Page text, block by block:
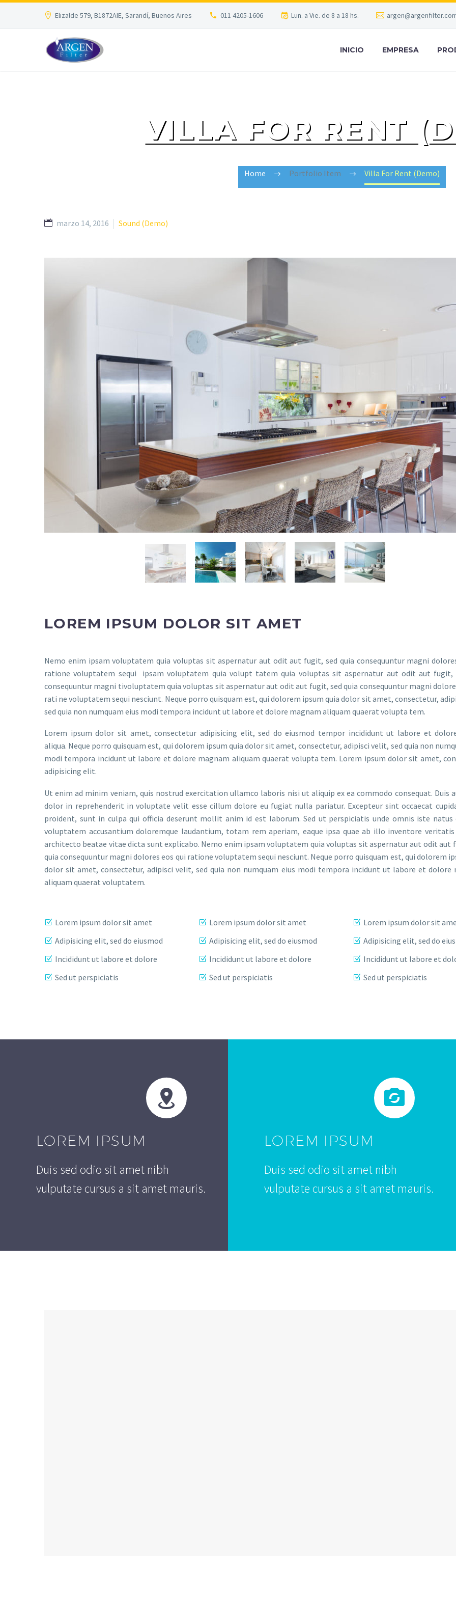
Elizalde 579, B1872AIE, Sarandí, Buenos Aires 011 4205-1606 Lun. a Vie. de 8 a 18 hs.
INICIO EMPRESA
VILLA FOR RENT
Home Portfolio Item Villa For Rent (Demo)
marzo 14, 2016 Sound (Demo)
LOREM IPSUM DOLOR SIT AMET
Nemo enim ipsam voluptatem quia voluptas sit aspernatur aut odit aut fugit, sed quia consequuntur magni
ratione voluptatem sequi ipsam voluptatem quia volupt tatem quia voluptas sit aspernatur aut odit aut fugit,
consequuntur magni tivoluptatem quia voluptas sit aspernatur aut odit aut fugit, sed quia consequuntur magni
rati ne voluptatem sequi nesciunt. Neque porro quisquam est, qui dolorem ipsum quia dolor sit amet, consectetur,
sed quia non numquam eius modi tempora incidunt ut labore et dolore magnam aliquam quaerat volupta tem.
Lorem ipsum dolor sit amet, consectetur adipisicing elit, sed do eiusmod tempor incididunt ut labore et
aliqua. Neque porro quisquam est, qui dolorem ipsum quia dolor sit amet, consectetur, adipisci velit, sed quia non
modi tempora incidunt ut labore et dolore magnam aliquam quaerat volupta tem. Lorem ipsum dolor sit amet,
adipisicing elit.
Ut enim ad minim veniam, quis nostrud exercitation ullamco laboris nisi ut aliquip ex ea commodo consequat. Duis
dolor in reprehenderit in voluptate velit esse cillum dolore eu fugiat nulla pariatur. Excepteur sint occaecat
proident, sunt in culpa qui officia deserunt mollit anim id est laborum. Sed ut perspiciatis unde omnis iste
voluptatem accusantium doloremque laudantium, totam rem aperiam, eaque ipsa quae ab illo inventore veritatis
architecto beatae vitae dicta sunt explicabo. Nemo enim ipsam voluptatem quia voluptas sit aspernatur aut odit aut
quia consequuntur magni dolores eos qui ratione voluptatem sequi nesciunt. Neque porro quisquam est, qui dolorem
dolor sit amet, consectetur, adipisci velit, sed quia non numquam eius modi tempora incidunt ut labore et dolore
aliquam quaerat voluptatem.
Lorem ipsum dolor sit amet
Adipisicing elit, sed do eiusmod
Incididunt ut labore et dolore
Sed ut perspiciatis
Lorem ipsum dolor sit amet
Adipisicing elit, sed do eiusmod
Incididunt ut labore et dolore
Sed ut perspiciatis
Lorem ipsum dolor sit
Adipisicing elit, sed do
Incididunt ut labore et
Sed ut perspiciatis


LOREM IPSUM
Duis sed odio sit amet nibh
vulputate cursus a sit amet mauris.


LOREM IPSUM
Duis sed odio sit amet nibh
vulputate cursus a sit amet mauris.